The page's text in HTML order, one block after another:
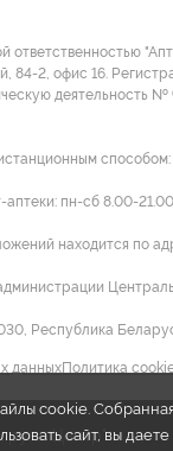
ответственностью
84-2, офис 16.
деятельность
пн-сб 8.00-
находится по
Республика
данныхПолитика
Центр"
cookie.
сайт, вы